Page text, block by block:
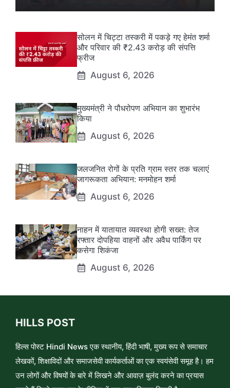
सोलन में चिट्टा तस्करी में पकड़े गए हेमंत शर्मा
और परिवार की ₹2.43 करोड़ की संपत्ति
फ्रीज
August 6, 2026
मुख्यमंत्री ने पौधरोपण अभियान का शुभारंभ
किया
August 6, 2026
जलजनित रोगों के प्रति ग्राम स्तर तक चलाएं
जागरूकता अभियान: मनमोहन शर्मा
August 6, 2026
नाहन में यातायात व्यवस्था होगी सख्त: तेज
रफ्तार दोपहिया वाहनों और अवैध पार्किंग पर
कसेगा शिकंजा
August 6, 2026
HILLS POST
हिल्स पोस्ट Hindi News एक स्थानीय, हिंदी भाषी, मुख्य रूप से समाचार
लेखकों, शिक्षाविदों और समाजसेवी कार्यकर्ताओं का एक स्वयंसेवी समूह है। हम
उन लोगों और विषयों के बारे में लिखने और आवाज़ बुलंद करने का प्रयास